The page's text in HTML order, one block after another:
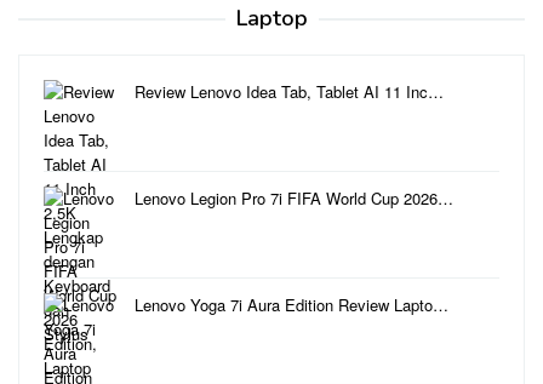
Laptop
Review Lenovo Idea Tab, Tablet AI 11 Inc…
Lenovo Legion Pro 7i FIFA World Cup 2026…
Lenovo Yoga 7i Aura Edition Review Lapto…